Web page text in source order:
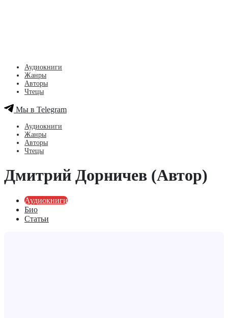
Аудиокниги
Жанры
Авторы
Чтецы
Мы в Telegram
Аудиокниги
Жанры
Авторы
Чтецы
Дмитрий Дорничев (Автор)
Аудиокниги
Био
Статьи